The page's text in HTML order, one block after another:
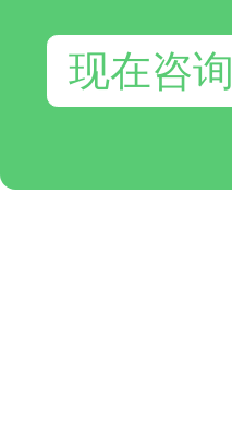
现在咨询